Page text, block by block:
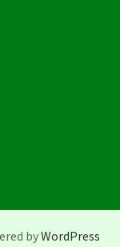
byWordPress